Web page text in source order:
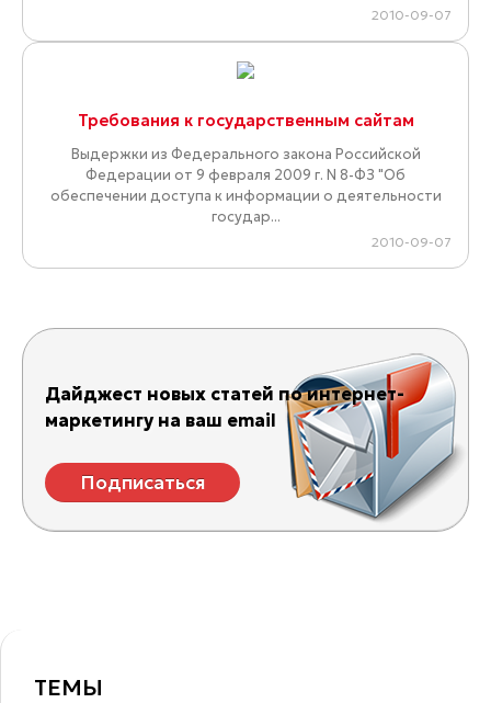
2010-09-07
Требования к государственным сайтам
Выдержки из Федерального закона Российской
Федерации от 9 февраля 2009 г. N 8-ФЗ "Об
обеспечении доступа к информации о деятельности
государ...
2010-09-07
Дайджест новых статей по интернет-
маркетингу на ваш email
Подписаться
ТЕМЫ